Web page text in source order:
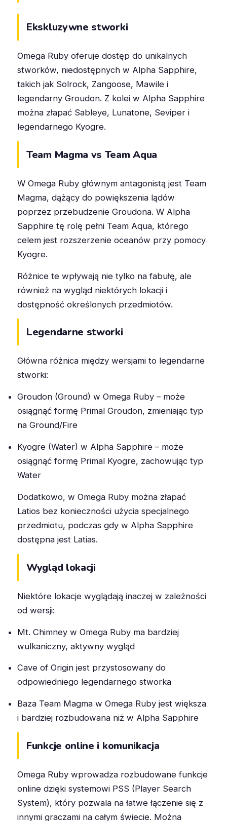
Ekskluzywne stworki
Omega Ruby oferuje dostęp do unikalnych
stworków, niedostępnych w Alpha Sapphire,
takich jak Solrock, Zangoose, Mawile i
legendarny Groudon. Z kolei w Alpha Sapphire
można złapać Sableye, Lunatone, Seviper i
legendarnego Kyogre.
Team Magma vs Team Aqua
W Omega Ruby głównym antagonistą jest Team
Magma, dążący do powiększenia lądów
poprzez przebudzenie Groudona. W Alpha
Sapphire tę rolę pełni Team Aqua, którego
celem jest rozszerzenie oceanów przy pomocy
Kyogre.
Różnice te wpływają nie tylko na fabułę, ale
również na wygląd niektórych lokacji i
dostępność określonych przedmiotów.
Legendarne stworki
Główna różnica między wersjami to legendarne
stworki:
Groudon (Ground) w Omega Ruby – może
osiągnąć formę Primal Groudon, zmieniając typ
na Ground/Fire
Kyogre (Water) w Alpha Sapphire – może
osiągnąć formę Primal Kyogre, zachowując typ
Water
Dodatkowo, w Omega Ruby można złapać
Latios bez konieczności użycia specjalnego
przedmiotu, podczas gdy w Alpha Sapphire
dostępna jest Latias.
Wygląd lokacji
Niektóre lokacje wyglądają inaczej w zależności
od wersji:
Mt. Chimney w Omega Ruby ma bardziej
wulkaniczny, aktywny wygląd
Cave of Origin jest przystosowany do
odpowiedniego legendarnego stworka
Baza Team Magma w Omega Ruby jest większa
i bardziej rozbudowana niż w Alpha Sapphire
Funkcje online i komunikacja
Omega Ruby wprowadza rozbudowane funkcje
online dzięki systemowi PSS (Player Search
System), który pozwala na łatwe łączenie się z
innymi graczami na całym świecie. Można